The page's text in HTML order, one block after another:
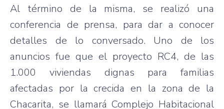
Al término de la misma, se realizó una
conferencia de prensa, para dar a conocer
detalles de lo conversado. Uno de los
anuncios fue que el proyecto RC4, de las
1.000 viviendas dignas para familias
afectadas por la crecida en la zona de la
Chacarita, se llamará Complejo Habitacional